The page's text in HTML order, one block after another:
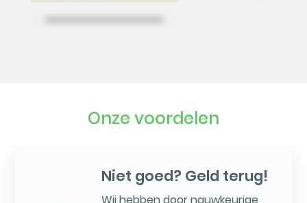
Onze voordelen
Niet goed? Geld terug!